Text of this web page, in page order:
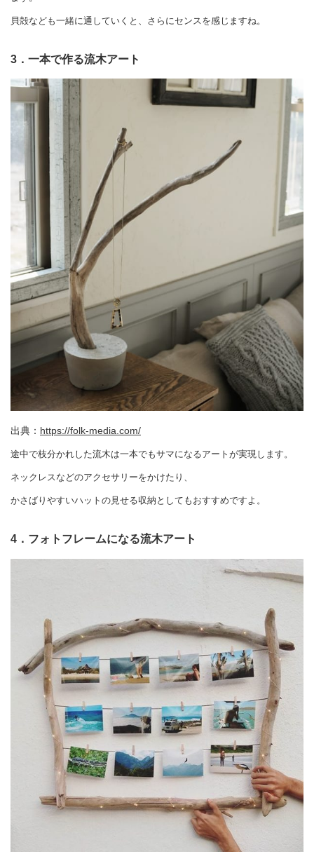
貝殻なども一緒に通していくと、さらにセンスを感じますね。
3．一本で作る流木アート
出典： https://folk-media.com/
途中で枝分かれした流木は一本でもサマになるアートが実現します。
ネックレスなどのアクセサリーをかけたり、
かさばりやすいハットの見せる収納としてもおすすめですよ。
4．フォトフレームになる流木アート